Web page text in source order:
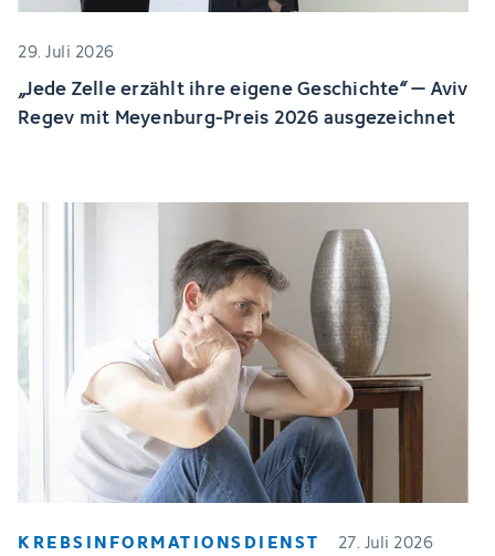
29. Juli 2026
„Jede Zelle erzählt ihre eigene Geschichte“ – Aviv
Regev mit Meyenburg-Preis 2026 ausgezeichnet
KREBSINFORMATIONSDIENST 27. Juli 2026